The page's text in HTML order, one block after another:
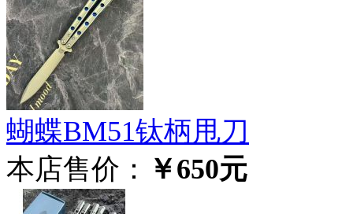
蝴蝶BM51钛柄甩刀
本店售价： ￥650元